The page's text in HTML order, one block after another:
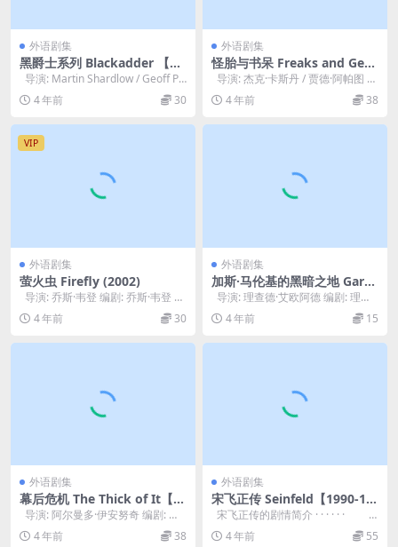
外语剧集
黑爵士系列 Blackadder 【19
82-1989】
导演: Martin Shardlow / Geoff Po
sne...
4 年前 30
外语剧集
怪胎与书呆 Freaks and Gee
ks (1999)
导演: 杰克·卡斯丹 / 贾德·阿帕图 编
剧: 保罗·费格 主演:...
4 年前 38
VIP
外语剧集
萤火虫 Firefly (2002)
导演: 乔斯·韦登 编剧: 乔斯·韦登 主
演: 内森·菲利安 / ...
4 年前 30
外语剧集
加斯·马伦基的黑暗之地 Garth
Marenghi’s Darkplace (200
导演: 理查德·艾欧阿德 编剧: 理查
德·艾欧阿德 / 马修·哈内...
4 年前 15
外语剧集
幕后危机 The Thick of It【S
01-S04】+【特别版】2005-2
012
导演: 阿尔曼多·伊安努奇 编剧: 杰
西·阿姆斯特朗 / 山姆·贝...
4 年前 38
外语剧集
宋飞正传 Seinfeld【1990-19
97】全九季
宋飞正传的剧情简介 · · · · · ·
本剧集被评为“21...
4 年前 55